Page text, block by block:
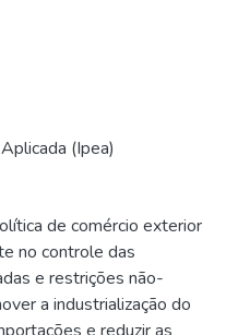
(Ipea)
de comércio exterior
no controle das
e restrições não-
a industrialização do